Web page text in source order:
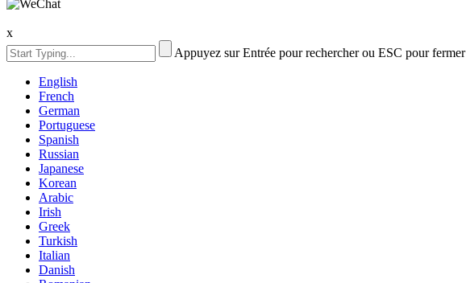
x
Appuyez sur Entrée pour rechercher ou ESC pour fermer
English
French
German
Portuguese
Spanish
Russian
Japanese
Korean
Arabic
Irish
Greek
Turkish
Italian
Danish